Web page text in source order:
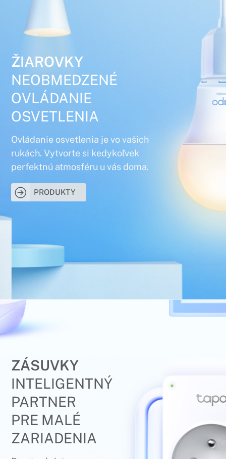
ŽIAROVKY
NEOBMEDZENÉ
OVLÁDANIE
OSVETLENIA
Ovládanie osvetlenia je vo vašich
rukách. Vytvorte si kedykoľvek
perfektnú atmosféru u vás doma.
PRODUKTY
ZÁSUVKY
INTELIGENTNÝ
PARTNER
PRE MALÉ
ZARIADENIA